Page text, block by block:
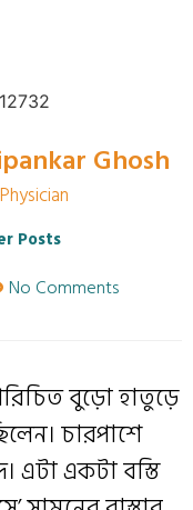
Ghosh
Posts
No Comments
বুড়ো হাতুড়ে
চারপাশে
এটা একটা বস্তি